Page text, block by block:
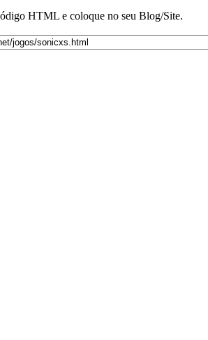
HTML e coloque no seu Blog/Site.